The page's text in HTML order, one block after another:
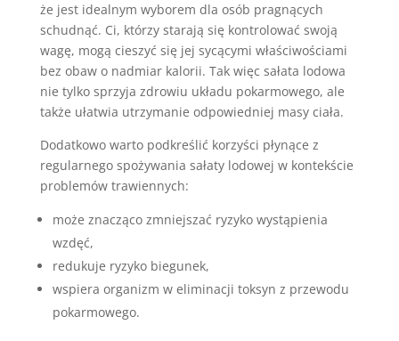
że jest idealnym wyborem dla osób pragnących
schudnąć. Ci, którzy starają się kontrolować swoją
wagę, mogą cieszyć się jej sycącymi właściwościami
bez obaw o nadmiar kalorii. Tak więc sałata lodowa
nie tylko sprzyja zdrowiu układu pokarmowego, ale
także ułatwia utrzymanie odpowiedniej masy ciała.
Dodatkowo warto podkreślić korzyści płynące z
regularnego spożywania sałaty lodowej w kontekście
problemów trawiennych:
może znacząco zmniejszać ryzyko wystąpienia
wzdęć,
redukuje ryzyko biegunek,
wspiera organizm w eliminacji toksyn z przewodu
pokarmowego.